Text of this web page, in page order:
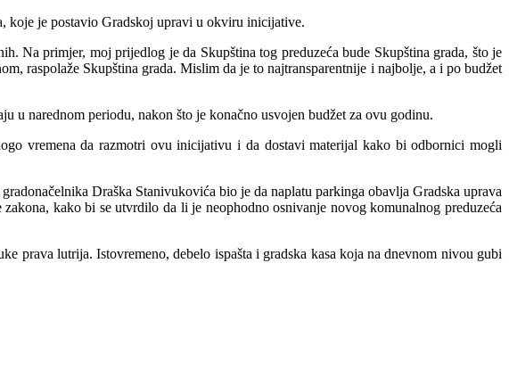
koje je postavio Gradskoj upravi u okviru inicijative.
Na primjer, moj prijedlog je da Skupština tog preduzeća bude Skupština grada, što je
raspolaže Skupština grada. Mislim da je to najtransparentnije i najbolje, a i po budžet
u narednom periodu, nakon što je konačno usvojen budžet za ovu godinu.
vremena da razmotri ovu inicijativu i da dostavi materijal kako bi odbornici mogli
Draška Stanivukovića bio je da naplatu parkinga obavlja Gradska uprava
kako bi se utvrdilo da li je neophodno osnivanje novog komunalnog preduzeća
prava lutrija. Istovremeno, debelo ispašta i gradska kasa koja na dnevnom nivou gubi